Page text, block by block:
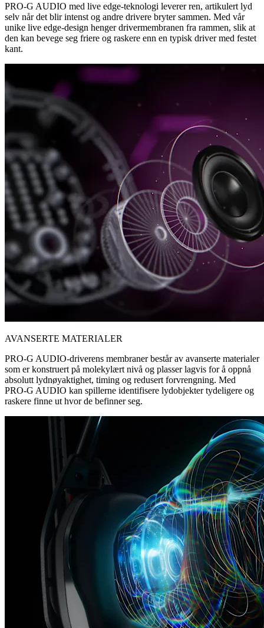
PRO-G AUDIO med live edge-teknologi leverer ren, artikulert lyd
selv når det blir intenst og andre drivere bryter sammen. Med vår
unike live edge-design henger drivermembranen fra rammen, slik at
den kan bevege seg friere og raskere enn en typisk driver med festet
kant.
AVANSERTE MATERIALER
PRO-G AUDIO-driverens membraner består av avanserte materialer
som er konstruert på molekylært nivå og plasser lagvis for å oppnå
absolutt lydnøyaktighet, timing og redusert forvrengning. Med
PRO-G AUDIO kan spillerne identifisere lydobjekter tydeligere og
raskere finne ut hvor de befinner seg.